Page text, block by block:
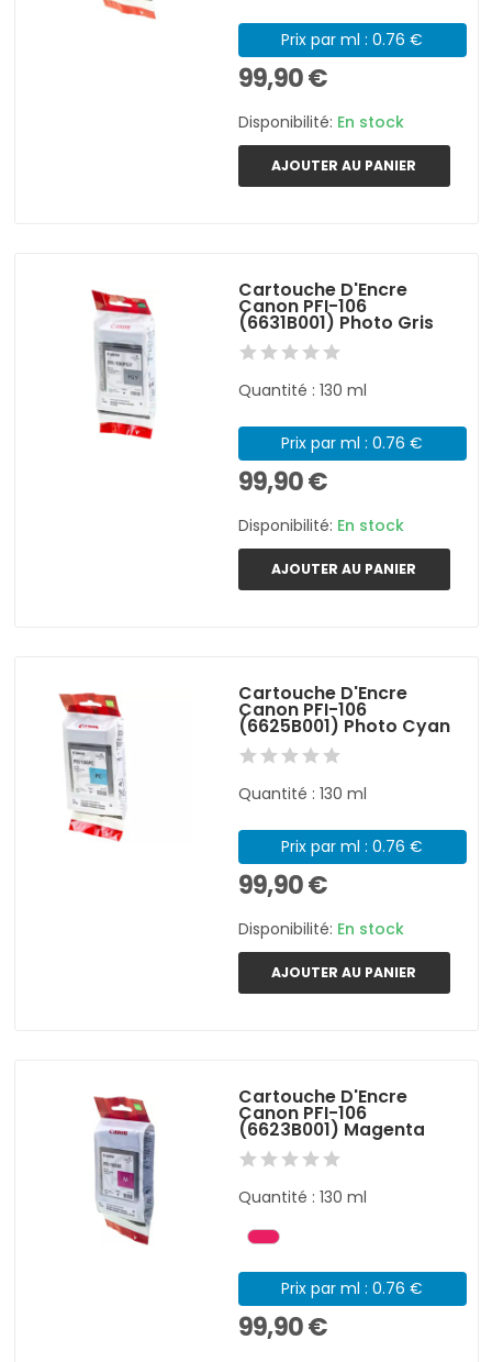
Prix par ml : 0.76 €
99,90 €
Disponibilité: En stock
AJOUTER AU PANIER
Cartouche D'Encre
Canon PFI-106
(6631B001) Photo Gris
Quantité : 130 ml
Prix par ml : 0.76 €
99,90 €
Disponibilité: En stock
AJOUTER AU PANIER
Cartouche D'Encre
Canon PFI-106
(6625B001) Photo Cyan
Quantité : 130 ml
Prix par ml : 0.76 €
99,90 €
Disponibilité: En stock
AJOUTER AU PANIER
Cartouche D'Encre
Canon PFI-106
(6623B001) Magenta
Quantité : 130 ml
Prix par ml : 0.76 €
99,90 €